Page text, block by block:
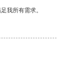
我所有需求。